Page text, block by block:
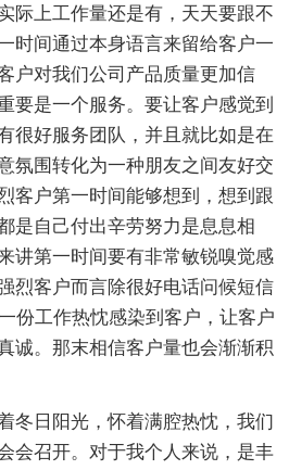
际上工作量还是有，天天要跟不
时间通过本身语言来留给客户一
户对我们公司产品质量更加信
要是一个服务。要让客户感觉到
很好服务团队，并且就比如是在
氛围转化为一种朋友之间友好交
客户第一时间能够想到，想到跟
是自己付出辛劳努力是息息相
讲第一时间要有非常敏锐嗅觉感
烈客户而言除很好电话问候短信
份工作热忱感染到客户，让客户
诚。那末相信客户量也会渐渐积
冬日阳光，怀着满腔热忱，我们
会召开。对于我个人来说，是丰